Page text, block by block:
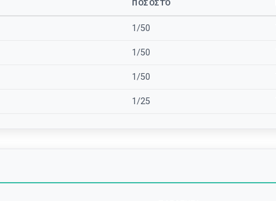
ΠΟΣΟΣΤΌ
1/50
1/50
1/50
1/25